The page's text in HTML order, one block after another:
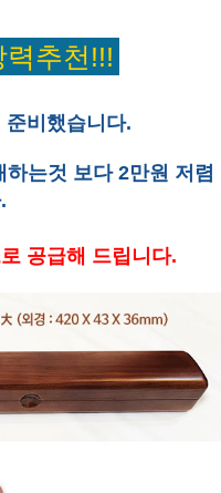
추천!!!
비했습니다.
는것 보다 2만원 저렴
공급해 드립니다.